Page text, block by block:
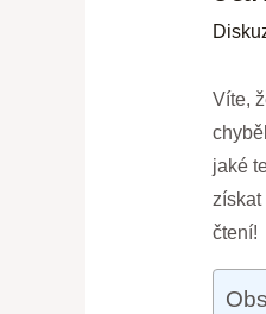
Víte,
jaké
získat
čtení!